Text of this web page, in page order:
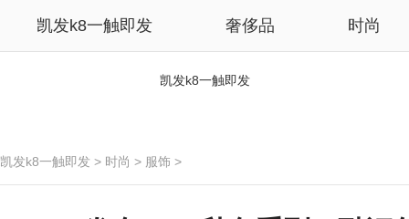
凯发k8一触即发 奢侈品 时尚
凯发k8一触即发
凯发k8一触即发 > 时尚 > 服饰 >